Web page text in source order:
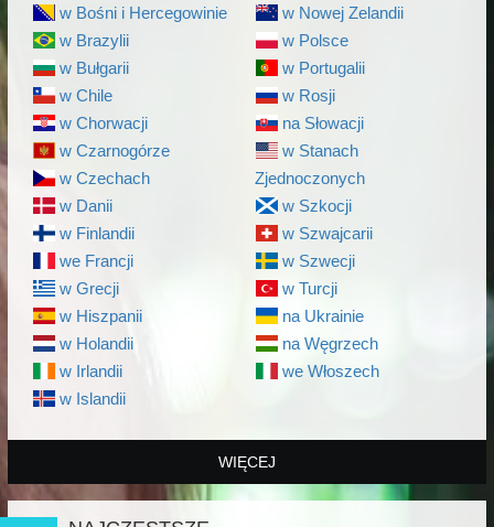
w Bośni i Hercegowinie
w Brazylii
w Bułgarii
w Chile
w Chorwacji
w Czarnogórze
w Czechach
w Danii
w Finlandii
we Francji
w Grecji
w Hiszpanii
w Holandii
w Irlandii
w Islandii
w Nowej Zelandii
w Polsce
w Portugalii
w Rosji
na Słowacji
w Stanach
Zjednoczonych
w Szkocji
w Szwajcarii
w Szwecji
w Turcji
na Ukrainie
na Węgrzech
we Włoszech
WIĘCEJ